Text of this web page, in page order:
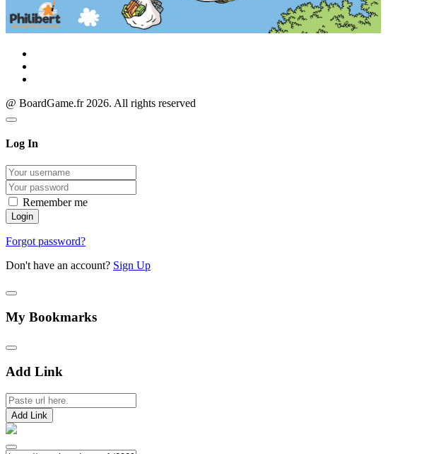
@ BoardGame.fr 2026. All rights reserved
Log In
Remember me
Forgot password?
Don't have an account? Sign Up
My Bookmarks
Add Link
Add Link